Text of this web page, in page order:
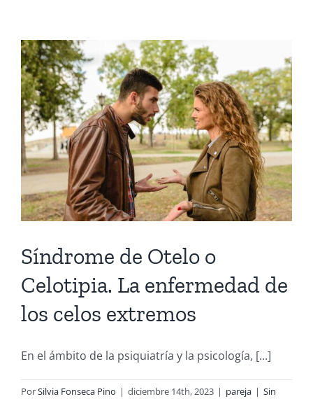
Síndrome de Otelo o
Celotipia. La enfermedad de
los celos extremos
En el ámbito de la psiquiatría y la psicología, [...]
PorSilvia Fonseca Pino | diciembre 14th, 2023 | pareja | Sin